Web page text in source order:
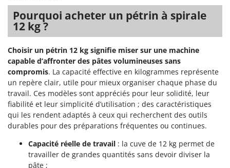
Pourquoi acheter un pétrin à spirale
12 kg ?
Choisir un pétrin 12 kg signifie miser sur une machine
capable d’affronter des pâtes volumineuses sans
compromis. La capacité effective en kilogrammes représente
un repère clair, utile pour mieux organiser chaque phase du
travail. Ces modèles sont appréciés pour leur solidité, leur
fiabilité et leur simplicité d’utilisation ; des caractéristiques
qui les rendent adaptés à ceux qui recherchent des outils
durables pour des préparations fréquentes ou continues.
Capacité réelle de travail : la cuve de 12 kg permet de
travailler de grandes quantités sans devoir diviser la
pâte ;